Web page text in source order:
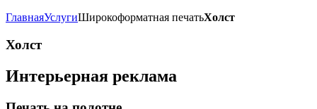
ГлавнаяУслугиШирокоформатная печатьХолст
Холст
Интерьерная реклама